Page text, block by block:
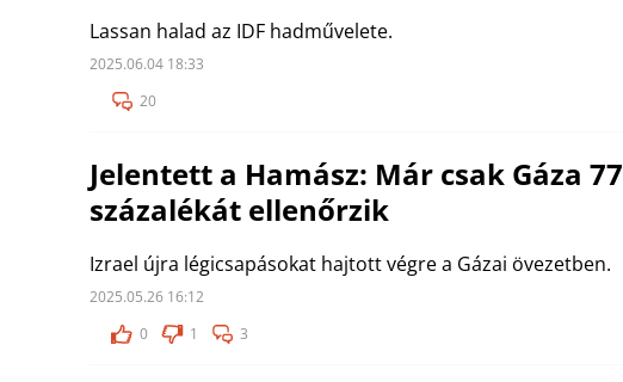
Lassan halad az IDF hadművelete.
2025.06.04 18:33
20
Jelentett a Hamász: Már csak Gáza 77
százalékát ellenőrzik
Izrael újra légicsapásokat hajtott végre a Gázai övezetben.
2025.05.26 16:12
0
1 3